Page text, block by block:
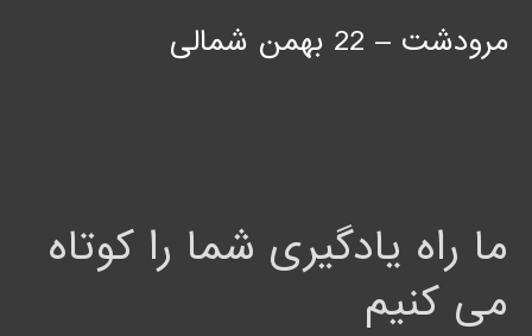
مرودشت – 22 بهمن شمالی
ما راه یادگیری شما را کوتاه
می کنیم